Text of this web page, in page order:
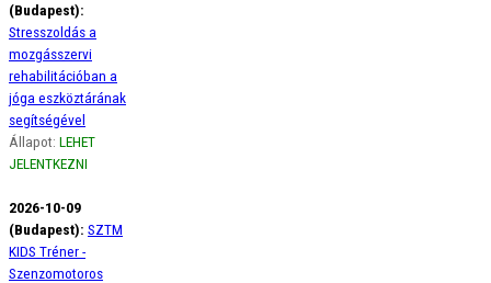
(Budapest):
Stresszoldás a
mozgásszervi
rehabilitációban a
jóga eszköztárának
segítségével
Állapot: LEHET
JELENTKEZNI
2026-10-09
(Budapest): SZTM
KIDS Tréner -
Szenzomotoros